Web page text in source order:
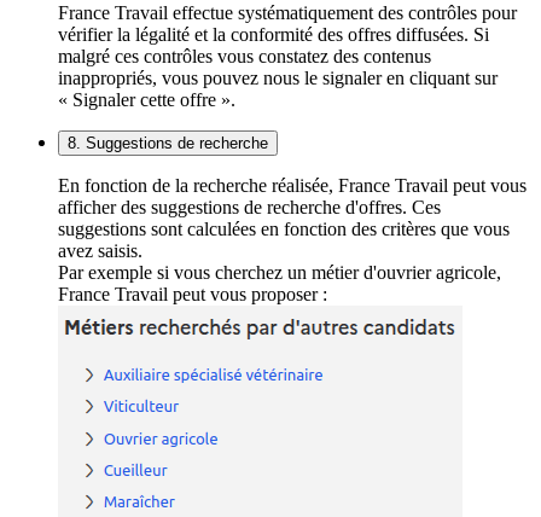
France Travail effectue systématiquement des contrôles pour
vérifier la légalité et la conformité des offres diffusées. Si
malgré ces contrôles vous constatez des contenus
inappropriés, vous pouvez nous le signaler en cliquant sur
« Signaler cette offre ».
8. Suggestions de recherche
En fonction de la recherche réalisée, France Travail peut vous
afficher des suggestions de recherche d'offres. Ces
suggestions sont calculées en fonction des critères que vous
avez saisis.
Par exemple si vous cherchez un métier d'ouvrier agricole,
France Travail peut vous proposer :